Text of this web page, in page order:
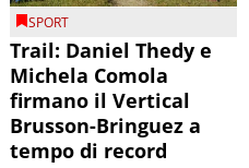
SPORT
Trail: Daniel Thedy e
Michela Comola
firmano il Vertical
Brusson-Bringuez a
tempo di record